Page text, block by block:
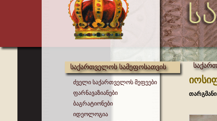
საქართველოს სამეფოსათვის
ძველი საქართველოს მეფეები
ფარნავაზიანები
ბაგრატიონები
იდეოლოგია
თარგმანი